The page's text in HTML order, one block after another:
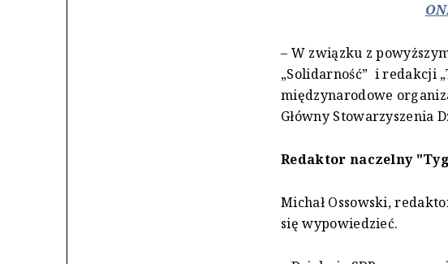
– W związku z
„Solidarność” i redakcji
międzynarodowe
Główny Stowarzyszenia
Redaktor naczelny
Michał Ossowski,
się wypowiedzieć.